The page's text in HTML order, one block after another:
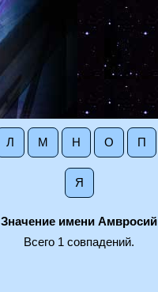
Л М Н О П
Я
Значение имени Амвросий
Всего 1 совпадений.